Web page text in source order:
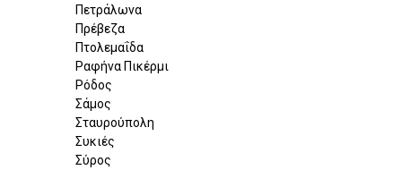
Πετράλωνα
Πρέβεζα
Πτολεμαΐδα
Ραφήνα Πικέρμι
Ρόδος
Σάμος
Σταυρούπολη
Συκιές
Σύρος